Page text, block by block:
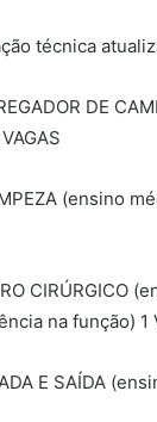
técnica
DE
(ensino
na função) 1
E SAÍDA